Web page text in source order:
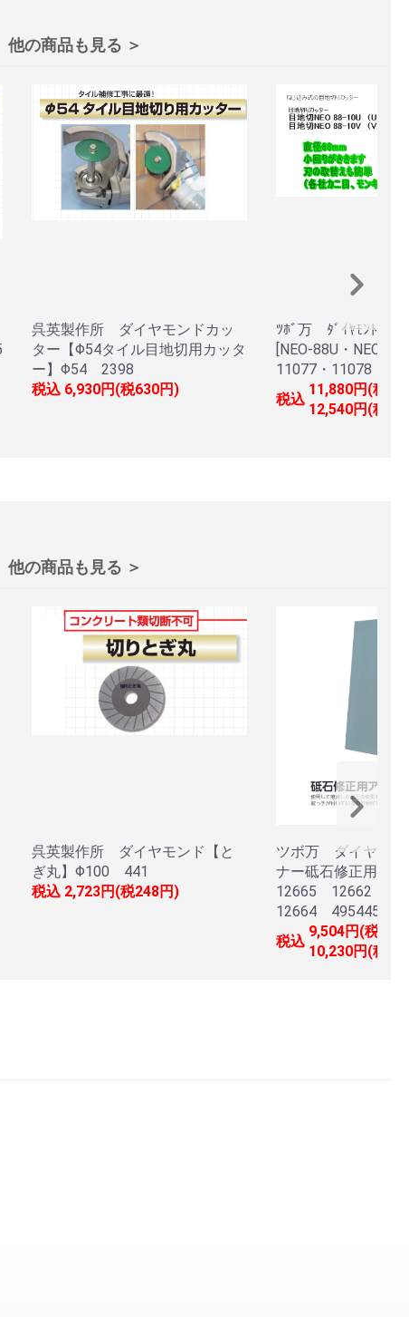
他の商品も見る ＞
呉英製作所 ダイヤモンドカッ
ター【Φ54タイル目地切用カッタ
ー】Φ54 2398
税込 6,930円(税630円)
ﾂﾎﾞ万 ﾀﾞｲﾔﾓﾝﾄﾞ目
[NEO-88U・NEO-
11077・11078
税込
11,880円(税
12,540円(税
他の商品も見る ＞
呉英製作所 ダイヤモンド【と
ぎ丸】Φ100 441
税込 2,723円(税248円)
ツボ万 ダイヤモン
ナー砥石修正用
12665 12662
12664 4954452
税込
9,504円(税864
10,230円(税